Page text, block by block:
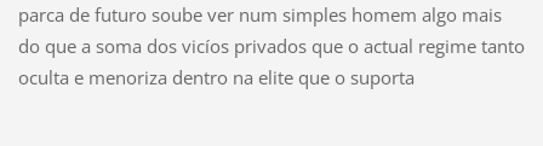
parca de futuro soube ver num simples homem algo mais
do que a soma dos vicíos privados que o actual regime tanto
oculta e menoriza dentro na elite que o suporta